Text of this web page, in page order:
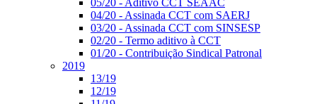
05/20 - Aditivo CCT SEAAC
04/20 - Assinada CCT com SAERJ
03/20 - Assinada CCT com SINSESP
02/20 - Termo aditivo à CCT
01/20 - Contribuição Sindical Patronal
2019
13/19
12/19